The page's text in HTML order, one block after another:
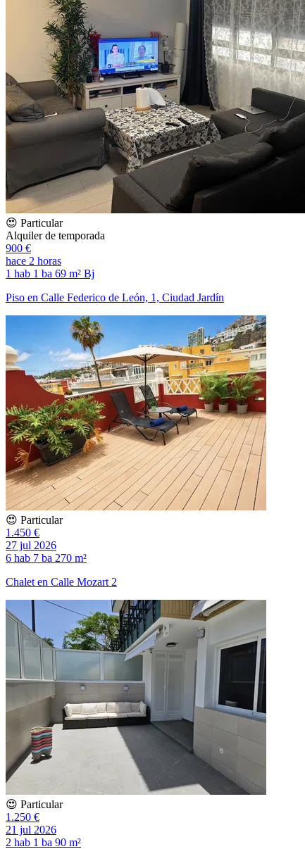
😍 Particular
Alquiler de temporada
900 €
hace 2 horas
1 hab 1 ba 69 m² Bj
Piso en Calle Federico de León, 1, Ciudad Jardín
😍 Particular
1.450 €
27 jul 2026
6 hab 7 ba 270 m²
Chalet en Calle Mozart 2
😍 Particular
1.250 €
21 jul 2026
2 hab 1 ba 90 m²